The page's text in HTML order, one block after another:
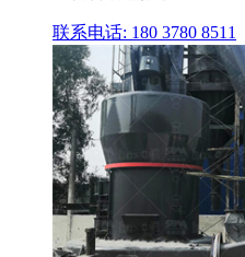
联系电话: 180 3780 8511